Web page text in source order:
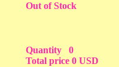
Out of Stock
Quantity
0
Total price 0 USD